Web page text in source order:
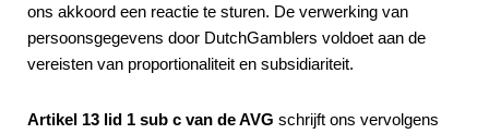
ons akkoord een reactie te sturen. De verwerking van
persoonsgegevens door DutchGamblers voldoet aan de
vereisten van proportionaliteit en subsidiariteit.
Artikel 13 lid 1 sub c van de AVG schrijft ons vervolgens